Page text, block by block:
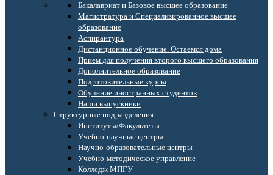
Бакалавриат и Базовое высшее образование
Магистратура и Специализированное высшее
образование
Аспирантура
Дистанционное обучение. Остаёмся дома
Прием для получения второго высшего образования
Дополнительное образование
Подготовительные курсы
Обучение иностранных студентов
Наши выпускники
Структурные подразделения
Институты/Факультеты
Учебно-научные центры
Научно-образовательные центры
Учебно-методическое управление
Колледж МПГУ